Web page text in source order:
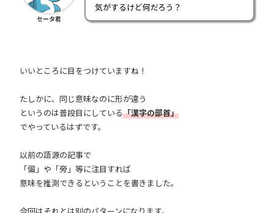
セータ君
気がするけど何だろう？
いいところに目をつけていますね！
たしかに、同じ意味なのに形が違う
というのは普段目にしている「漢字の部首」
でやっているはずです。
以前の語源の記事で
「偏」や「旁」等に注目すれば
意味を推測できるということを書きました。